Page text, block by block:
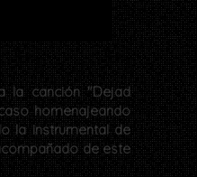
la canción "Dejad
homenajeando
la instrumental de
de este